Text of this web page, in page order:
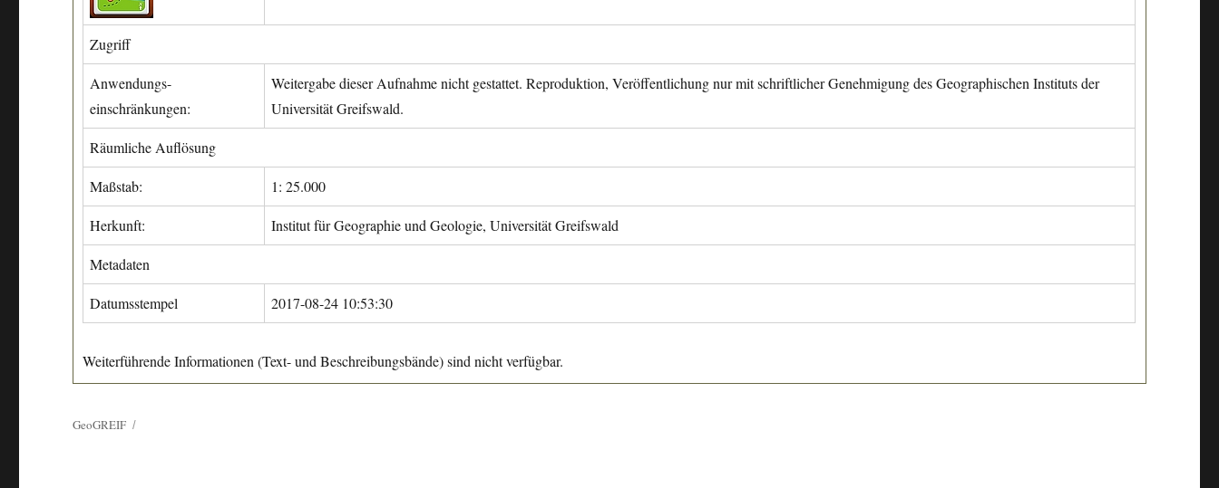
Zugriff
Anwendungs-
einschränkungen:
Weitergabe dieser Aufnahme nicht gestattet. Reproduktion, Veröffentlichung nur mit schriftlicher Genehmigung des Geographischen Instituts der
Universität Greifswald.
Räumliche Auflösung
Maßstab: 1: 25.000
Herkunft: Institut für Geographie und Geologie, Universität Greifswald
Metadaten
Datumsstempel 2017-08-24 10:53:30
Weiterführende Informationen (Text- und Beschreibungsbände) sind nicht verfügbar.
GeoGREIF